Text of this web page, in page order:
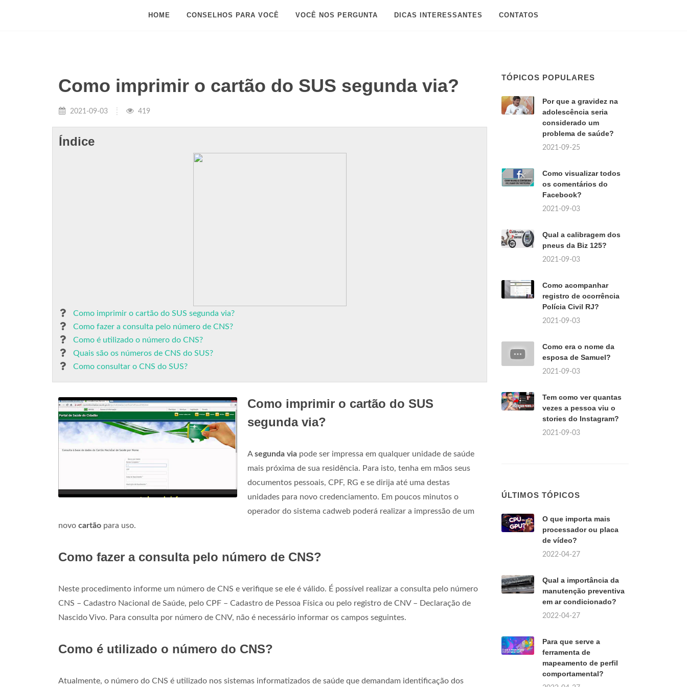
HOME CONSELHOS PARA VOCÊ VOCÊ NOS PERGUNTA DICAS INTERESSANTES CONTATOS
Como imprimir o cartão do SUS segunda via?
2021-09-03 419
Índice
Como imprimir o cartão do SUS segunda via?
Como fazer a consulta pelo número de CNS?
Como é utilizado o número do CNS?
Quais são os números de CNS do SUS?
Como consultar o CNS do SUS?
Como imprimir o cartão do SUS
segunda via?
Asegunda via pode ser impressa em qualquer unidade de saúde
mais próxima de sua residência. Para isto, tenha em mãos seus
documentos pessoais, CPF, RG e se dirija até uma destas
unidades para novo credenciamento. Em poucos minutos o
operador do sistema cadweb poderá realizar a impressão de um
novo cartão para uso.
Como fazer a consulta pelo número de CNS?
Neste procedimento informe um número de CNS e verifique se ele é válido. É possível realizar a consulta pelo número
CNS – Cadastro Nacional de Saúde, pelo CPF – Cadastro de Pessoa Física ou pelo registro de CNV – Declaração de
Nascido Vivo. Para consulta por número de CNV, não é necessário informar os campos seguintes.
Como é utilizado o número do CNS?
Atualmente, o número do CNS é utilizado nos sistemas informatizados de saúde que demandam identificação dos
TÓPICOS POPULARES
Por que a gravidez na
adolescência seria
considerado um
problema de saúde?
2021-09-25
Como visualizar todos
os comentários do
Facebook?
2021-09-03
Qual a calibragem dos
pneus da Biz 125?
2021-09-03
Como acompanhar
registro de ocorrência
Polícia Civil RJ?
2021-09-03
Como era o nome da
esposa de Samuel?
2021-09-03
Tem como ver quantas
vezes a pessoa viu o
stories do Instagram?
2021-09-03
ÚLTIMOS TÓPICOS
O que importa mais
processador ou placa
de vídeo?
2022-04-27
Qual a importância da
manutenção preventiva
em ar condicionado?
2022-04-27
Para que serve a
ferramenta de
mapeamento de perfil
comportamental?